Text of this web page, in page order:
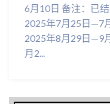
6月10日 备注：已结
2025年7月25日—7
2025年8月29日—9
月2...